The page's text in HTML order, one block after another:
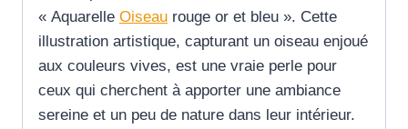
« Aquarelle Oiseau rouge or et bleu ». Cette
illustration artistique, capturant un oiseau enjoué
aux couleurs vives, est une vraie perle pour
ceux qui cherchent à apporter une ambiance
sereine et un peu de nature dans leur intérieur.